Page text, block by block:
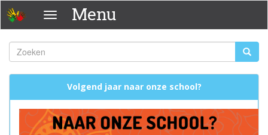
Overslaan
en
naar
de
inhoud
gaan
Menu Menu
Zoekveld
Zoeken
Volgend jaar naar onze school?